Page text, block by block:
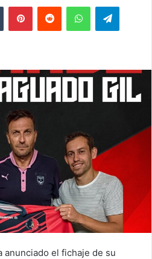
anunciado el fichaje de su